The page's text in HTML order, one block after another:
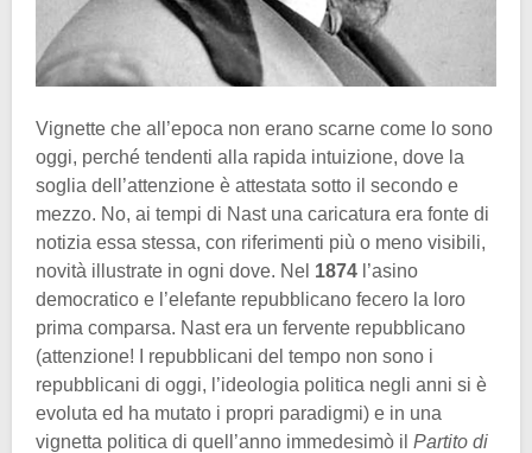
Vignette che all’epoca non erano scarne come lo sono
oggi, perché tendenti alla rapida intuizione, dove la
soglia dell’attenzione è attestata sotto il secondo e
mezzo. No, ai tempi di Nast una caricatura era fonte di
notizia essa stessa, con riferimenti più o meno visibili,
novità illustrate in ogni dove. Nel 1874 l’asino
democratico e l’elefante repubblicano fecero la loro
prima comparsa. Nast era un fervente repubblicano
(attenzione! I repubblicani del tempo non sono i
repubblicani di oggi, l’ideologia politica negli anni si è
evoluta ed ha mutato i propri paradigmi) e in una
vignetta politica di quell’anno immedesimò il Partito di